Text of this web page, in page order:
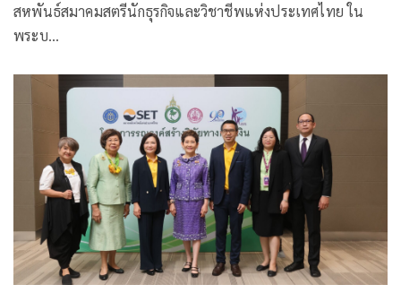
สหพันธ์สมาคมสตรีนักธุรกิจและวิชาชีพแห่งประเทศไทย ใน
พระบ…